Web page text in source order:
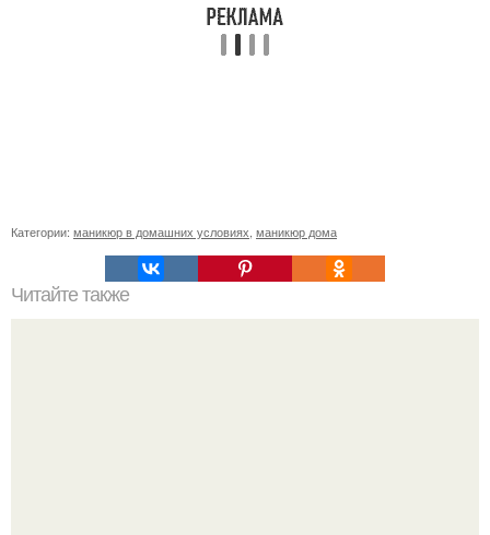
Категории: маникюр в домашних условиях маникюр дома
Читайте также